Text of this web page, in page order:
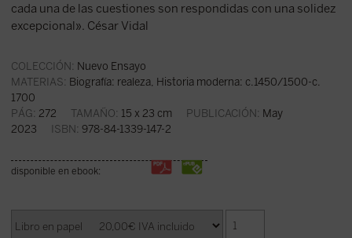
cada una de las cuestiones son respondidas con una solidez
excepcional». César Vidal
COLECCIÓN: Nuevo Ensayo
MATERIAS: Biografía: realeza, Historia moderna: c.1450/1500-c.
1700
PÁG: 272 TAMAÑO: 15 x 23 cm PUBLICACIÓN: May
2023 ISBN: 978-84-1339-147-2
disponible en ebook: